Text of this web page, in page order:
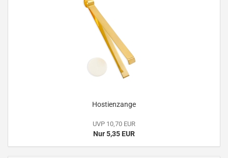
Hostienzange
UVP 10,70 EUR
Nur 5,35 EUR